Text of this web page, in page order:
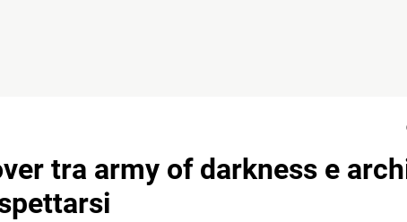
tra army of darkness e